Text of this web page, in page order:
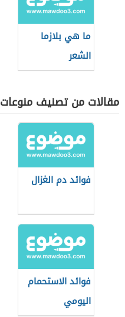
ما هي بلازما
الشعر
مقالات من تصنيف منوعات
فوائد دم الغزال
فوائد الاستحمام
اليومي